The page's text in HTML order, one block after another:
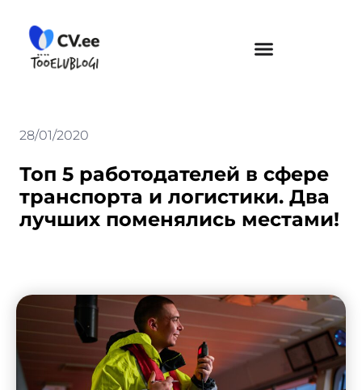
content
28/01/2020
Топ 5 работодателей в сфере
транспорта и логистики. Два
лучших поменялись местами!